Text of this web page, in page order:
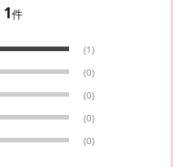
1件
(1)
(0)
(0)
(0)
(0)